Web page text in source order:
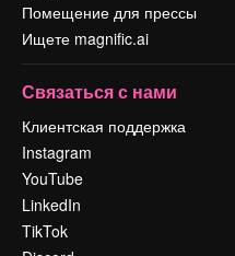
Помещение для прессы
Ищете magnific.ai
Связаться с нами
Клиентская поддержка
Instagram
YouTube
LinkedIn
TikTok